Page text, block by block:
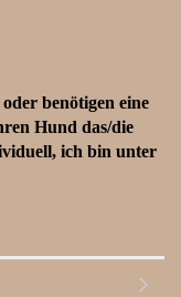
benötigen eine
Hund das/die
ich bin unter